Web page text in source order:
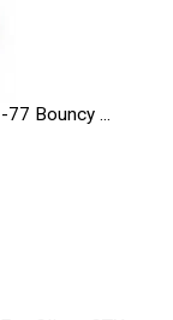
Bouncy ...